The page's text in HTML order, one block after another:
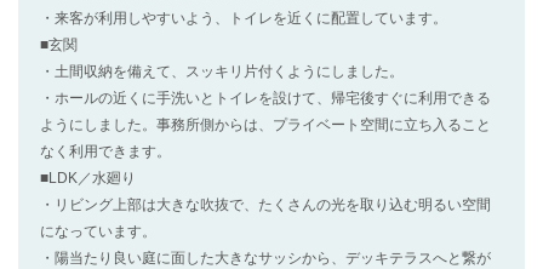
・来客が利用しやすいよう、トイレを近くに配置しています。
■玄関
・土間収納を備えて、スッキリ片付くようにしました。
・ホールの近くに手洗いとトイレを設けて、帰宅後すぐに利用できる
ようにしました。事務所側からは、プライベート空間に立ち入ること
なく利用できます。
■LDK／水廻り
・リビング上部は大きな吹抜で、たくさんの光を取り込む明るい空間
になっています。
・陽当たり良い庭に面した大きなサッシから、デッキテラスへと繋が